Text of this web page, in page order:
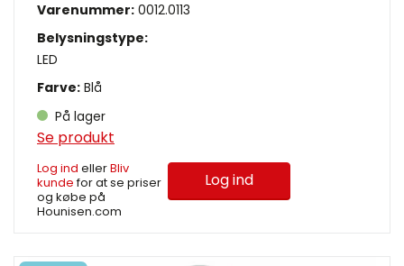
Varenummer: 0012.0113
Belysningstype:
LED
Farve: Blå
På lager
Se produkt
Log ind ellerBliv
kundefor at se priser
og købe på
Hounisen.com
Log ind